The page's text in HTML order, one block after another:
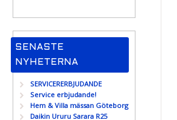
SENASTE
NYHETERNA
SERVICERERBJUDANDE
Service erbjudande!
Hem & Villa mässan Göteborg
Daikin Ururu Sarara R25